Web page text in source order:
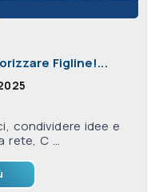
Figline!...
condividere idee e
rete, C ...